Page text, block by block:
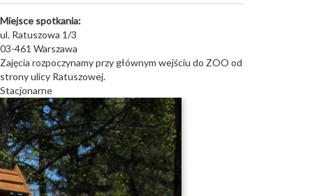
Miejsce spotkania:
ul. Ratuszowa 1/3
03-461 Warszawa
Zajęcia rozpoczynamy przy głównym wejściu do ZOO od
strony ulicy Ratuszowej.
Stacjonarne